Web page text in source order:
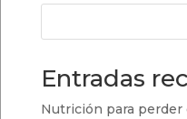
Entradas
Nutrición para perder